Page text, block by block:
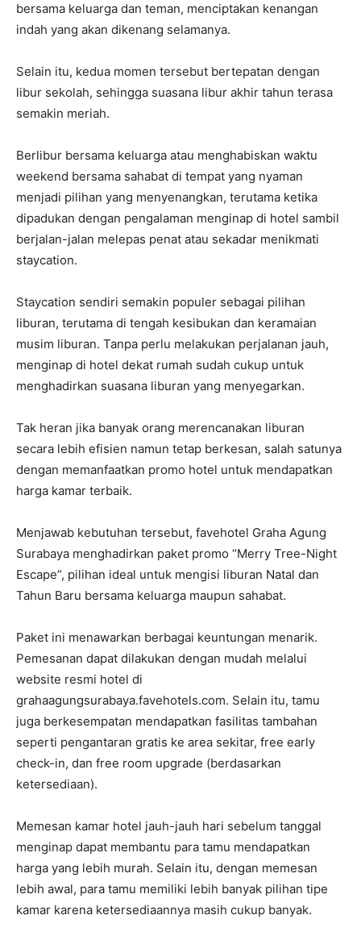
bersama keluarga dan teman, menciptakan kenangan
indah yang akan dikenang selamanya.
Selain itu, kedua momen tersebut bertepatan dengan
libur sekolah, sehingga suasana libur akhir tahun terasa
semakin meriah.
Berlibur bersama keluarga atau menghabiskan waktu
weekend bersama sahabat di tempat yang nyaman
menjadi pilihan yang menyenangkan, terutama ketika
dipadukan dengan pengalaman menginap di hotel sambil
berjalan-jalan melepas penat atau sekadar menikmati
staycation.
Staycation sendiri semakin populer sebagai pilihan
liburan, terutama di tengah kesibukan dan keramaian
musim liburan. Tanpa perlu melakukan perjalanan jauh,
menginap di hotel dekat rumah sudah cukup untuk
menghadirkan suasana liburan yang menyegarkan.
Tak heran jika banyak orang merencanakan liburan
secara lebih efisien namun tetap berkesan, salah satunya
dengan memanfaatkan promo hotel untuk mendapatkan
harga kamar terbaik.
Menjawab kebutuhan tersebut, favehotel Graha Agung
Surabaya menghadirkan paket promo “Merry Tree-Night
Escape”, pilihan ideal untuk mengisi liburan Natal dan
Tahun Baru bersama keluarga maupun sahabat.
Paket ini menawarkan berbagai keuntungan menarik.
Pemesanan dapat dilakukan dengan mudah melalui
website resmi hotel di
grahaagungsurabaya.favehotels.com. Selain itu, tamu
juga berkesempatan mendapatkan fasilitas tambahan
seperti pengantaran gratis ke area sekitar, free early
check-in, dan free room upgrade (berdasarkan
ketersediaan).
Memesan kamar hotel jauh-jauh hari sebelum tanggal
menginap dapat membantu para tamu mendapatkan
harga yang lebih murah. Selain itu, dengan memesan
lebih awal, para tamu memiliki lebih banyak pilihan tipe
kamar karena ketersediaannya masih cukup banyak.